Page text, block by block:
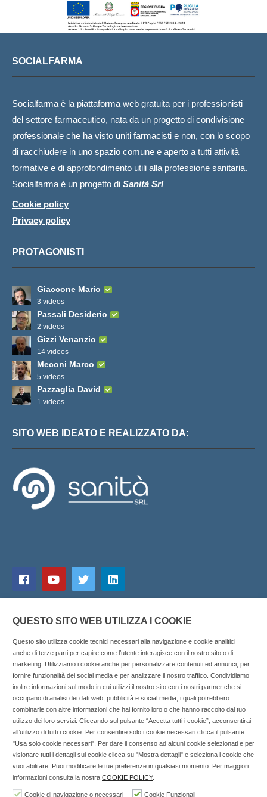
SOCIALFARMA
Socialfarma è la piattaforma web gratuita per i professionisti
del settore farmaceutico, nata da un progetto di condivisione
professionale che ha visto uniti farmacisti e non, con lo scopo
di racchiudere in uno spazio comune e aperto a tutti attività
formative e di approfondimento utili alla professione sanitaria.
Socialfarma è un progetto di Sanità Srl
Cookie policy
Privacy policy
PROTAGONISTI
Giaccone Mario
3 videos
Passali Desiderio
2 videos
Gizzi Venanzio
14 videos
Meconi Marco
5 videos
Pazzaglia David
1 videos
SITO WEB IDEATO E REALIZZATO DA:
Copyright © 2025 SOCIALFARMA - La piattaforma web per i
professionisti della farmacia. Tutti i diritti riservati.
Socialfarma.it è un marchio di Sanità S.r.l. Largo San
Francesco, 19 - 73041 Carmiano (LE) - Tel: 0832.093720 Cell:
3276346536 Cell: 3297281965 - P.iva: 04571460759 - Rea: LE-
302152 Iscritta al n° 1 del Registro della Stampa del Tribunale
di Lecce il 15/01/2015.
QUESTO SITO WEB UTILIZZA I COOKIE
Questo sito utilizza cookie tecnici necessari alla navigazione e cookie analitici
anche di terze parti per capire come l’utente interagisce con il nostro sito o di
marketing. Utilizziamo i cookie anche per personalizzare contenuti ed annunci, per
fornire funzionalità dei social media e per analizzare il nostro traffico. Condividiamo
inoltre informazioni sul modo in cui utilizzi il nostro sito con i nostri partner che si
occupano di analisi dei dati web, pubblicità e social media, i quali potrebbero
combinarle con altre informazioni che hai fornito loro o che hanno raccolto dal tuo
utilizzo dei loro servizi. Cliccando sul pulsante “Accetta tutti i cookie”, acconsentirai
all’utilizzo di tutti i cookie. Per consentire solo i cookie necessari clicca il pulsante
"Usa solo cookie necessari". Per dare il consenso ad alcuni cookie selezionati e per
visionare tutti i dettagli sui cookie clicca su "Mostra dettagli" e seleziona i cookie che
vuoi abilitare. Puoi modificare le tue preferenze in qualsiasi momento. Per maggiori
informazioni consulta la nostra COOKIE POLICY.
Cookie di navigazione o necessari Cookie Funzionali